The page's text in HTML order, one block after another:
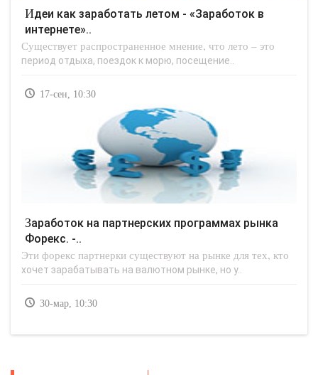
Идеи как заработать летом - «Заработок в
интернете»..
Существует распространенное мнение, что лето – это
период отдыха, поездок к морю, посещение..
17-сен, 10:30
Заработок на партнерских программах рынка
Форекс. -..
Эти форекс партнерки существуют на рынке для тех, кто
хочет зарабатывать на валютном рынке, но у..
30-мар, 10:30